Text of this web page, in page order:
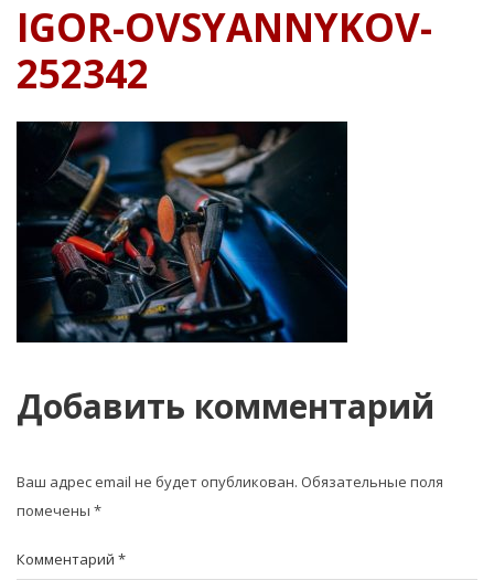
IGOR-OVSYANNYKOV-
252342
Добавить комментарий
Ваш адрес email не будет опубликован. Обязательные поля
помечены *
Комментарий *